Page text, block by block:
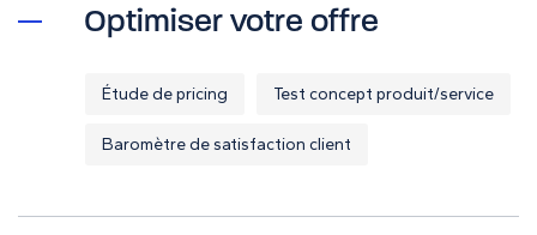
Optimiser votre offre
Étude de pricing Test concept produit/service
Baromètre de satisfaction client